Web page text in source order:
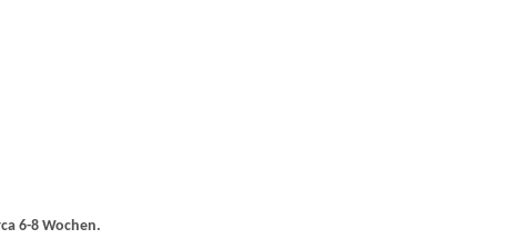
6-8 Wochen.